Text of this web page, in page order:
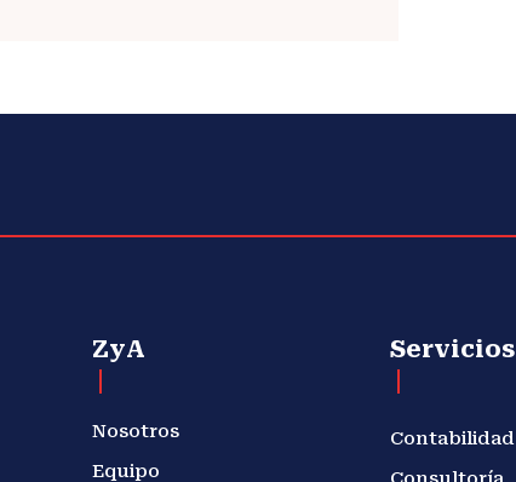
ZyA
Nosotros
Equipo
Servicios
Contabilidad